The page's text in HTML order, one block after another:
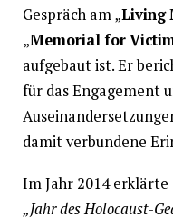
Gespräch am „Living
„Memorial for
aufgebaut ist. Er
für das Engagement
damit verbundene
Im Jahr 2014 erklärte
„Jahr des Holocaust-